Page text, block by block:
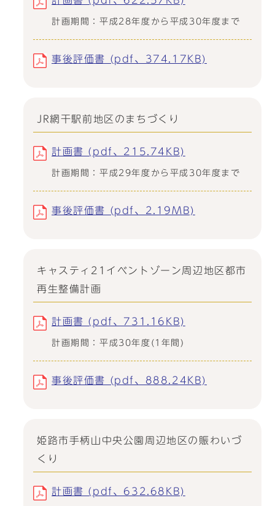
計画期間：平成28年度から平成30年度まで
事後評価書 (pdf、374.17KB)
JR網干駅前地区のまちづくり
計画書 (pdf、215.74KB)
計画期間：平成29年度から平成30年度まで
事後評価書 (pdf、2.19MB)
キャスティ21イベントゾーン周辺地区都市
再生整備計画
計画書 (pdf、731.16KB)
計画期間：平成30年度(1年間)
事後評価書 (pdf、888.24KB)
姫路市手柄山中央公園周辺地区の賑わいづ
くり
計画書 (pdf、632.68KB)